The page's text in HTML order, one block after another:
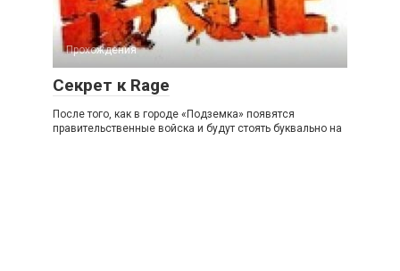
Прохождения
Секрет к Rage
После того, как в городе «Подземка» появятся
правительственные войска и будут стоять буквально на